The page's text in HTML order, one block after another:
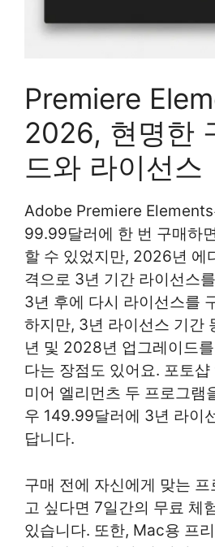
Premiere
2026, 현명한
드와 라이선스
Adobe Premiere Elements
99.99달러에 한 번 구매하
할 수 있었지만, 2026년 에
격으로 3년 기간 라이선스
3년 후에 다시 라이선스를
하지만, 3년 라이선스 기간
년 및 2028년 업그레이드
다는 장점도 있어요. 포토샵
미어 엘리먼츠 두 프로그램
우 149.99달러에 3년 라이
답니다.
구매 전에 자신에게 맞는
고 싶다면 7일간의 무료 체
있습니다. 또한, Mac용 프